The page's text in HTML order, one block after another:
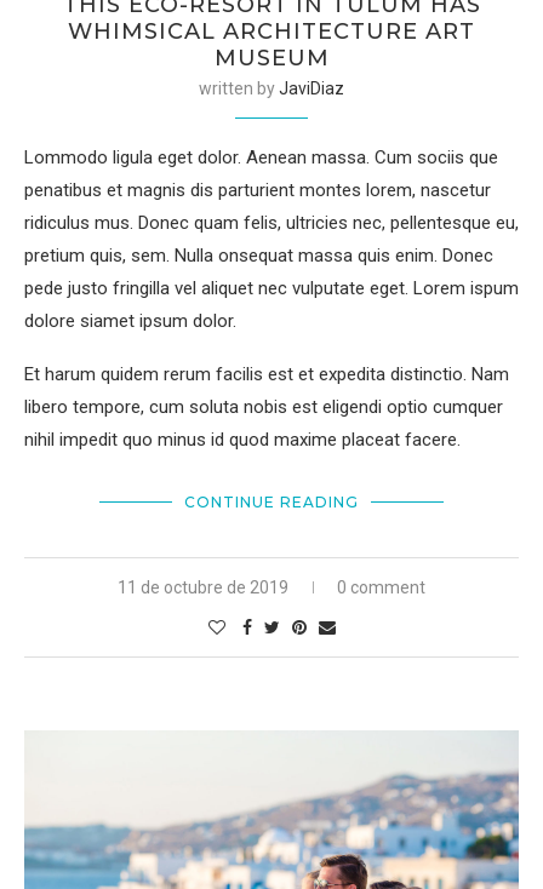
WHIMSICAL ARCHITECTURE ART
MUSEUM
written byJaviDiaz
Lommodo ligula eget dolor. Aenean massa. Cum sociis que
penatibus et magnis dis parturient montes lorem, nascetur
ridiculus mus. Donec quam felis, ultricies nec, pellentesque eu,
pretium quis, sem. Nulla onsequat massa quis enim. Donec
pede justo fringilla vel aliquet nec vulputate eget. Lorem ispum
dolore siamet ipsum dolor.
Et harum quidem rerum facilis est et expedita distinctio. Nam
libero tempore, cum soluta nobis est eligendi optio cumquer
nihil impedit quo minus id quod maxime placeat facere.
CONTINUE READING
11 de octubre de 2019 0 comment